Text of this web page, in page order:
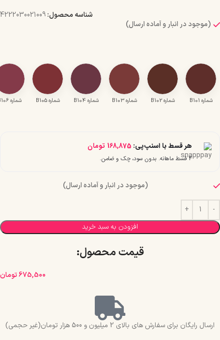
شناسه محصول:4222030021009
(موجود در انبار و آماده ارسال)
شماره B101 شماره B102 شماره B103 شماره B104 شماره B105 شماره B106
هر قسط با اسنپ‌پی: 168,875 تومان
۴ قسط ماهانه. بدون سود، چک و ضامن.
(موجود در انبار و آماده ارسال)
افزودن به سبد خرید
قیمت محصول:​
675,500تومان
ارسال رایگان برای سفارش های بالای 2 میلیون و 500 هزار تومان(غیر حجمی)